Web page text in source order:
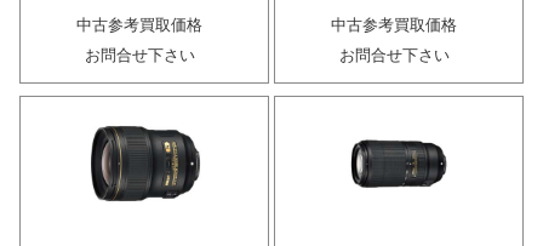
中古参考買取価格
お問合せ下さい
中古参考買取価格
お問合せ下さい